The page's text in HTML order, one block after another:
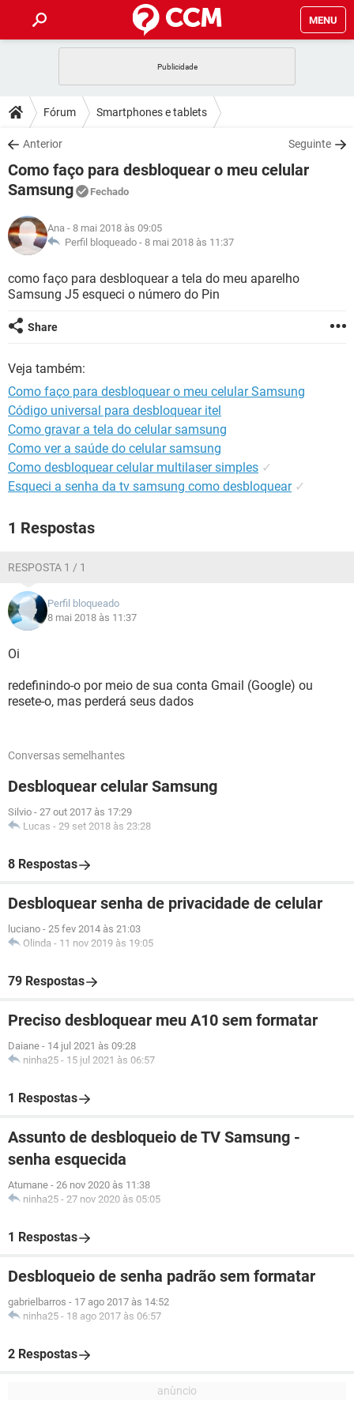
MENU
CELULAR FACEBOOK
OUTLOOK
INSTAGRAM GMAIL
GUIA DE COMPRAS
DICAS
JOGOS WHATSAPP
OUTLOOK
GUIA DE COMPRAS
DOWNLOADS
JOGOS WHATSAPP
CELULAR
OUTLOOK
INSTAGRAM
GUIA DE COMPRAS
FÓRUM
CELULAR FACEBOOK
INSTAGRAM GMAIL
GUIA DE COMPRAS
GLOSSÁRIO
JOGOS
CELULAR FACEBOOK
INSTAGRAM
Fórum Smartphones e tablets
Anterior Seguinte
Como faço para desbloquear o meu celular
Samsung
Fechado
Ana - 8 mai 2018 às 09:05
Perfil bloqueado - 8 mai 2018 às 11:37
como faço para desbloquear a tela do meu aparelho
Samsung J5 esqueci o número do Pin
Share
Veja também:
Como faço para desbloquear o meu celular Samsung
Código universal para desbloquear itel
Como gravar a tela do celular samsung
Como ver a saúde do celular samsung
Como desbloquear celular multilaser simples ✓
Esqueci a senha da tv samsung como desbloquear ✓
1 Respostas
RESPOSTA 1 / 1
Perfil bloqueado
8 mai 2018 às 11:37
Oi
redefinindo-o por meio de sua conta Gmail (Google) ou
resete-o, mas perderá seus dados
Conversas semelhantes
Desbloquear celular Samsung
Silvio - 27 out 2017 às 17:29
Lucas - 29 set 2018 às 23:28
8 Respostas
Desbloquear senha de privacidade de celular
luciano - 25 fev 2014 às 21:03
Olinda - 11 nov 2019 às 19:05
79 Respostas
Preciso desbloquear meu A10 sem formatar
Daiane - 14 jul 2021 às 09:28
ninha25 - 15 jul 2021 às 06:57
1 Respostas
Assunto de desbloqueio de TV Samsung -
senha esquecida
Atumane - 26 nov 2020 às 11:38
ninha25 - 27 nov 2020 às 05:05
1 Respostas
Desbloqueio de senha padrão sem formatar
gabrielbarros - 17 ago 2017 às 14:52
ninha25 - 18 ago 2017 às 06:57
2 Respostas